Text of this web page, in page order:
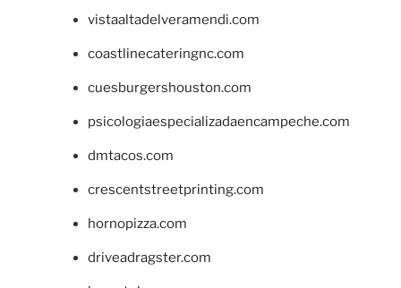
vistaaltadelveramendi.com
coastlinecateringnc.com
cuesburgershouston.com
psicologiaespecializadaencampeche.com
dmtacos.com
crescentstreetprinting.com
hornopizza.com
driveadragster.com